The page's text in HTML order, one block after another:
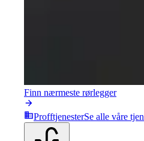
Finn nærmeste rørlegger
ProfftjenesterSe alle våre